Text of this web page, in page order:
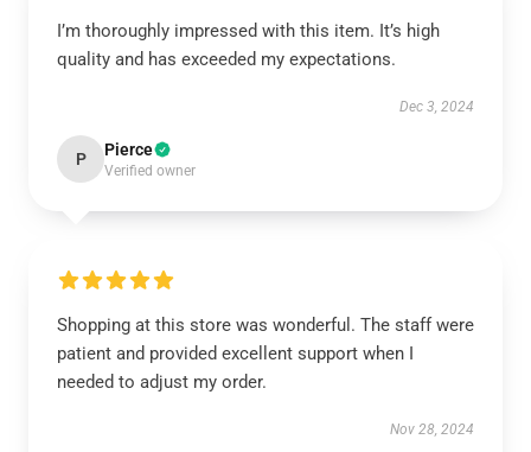
I’m thoroughly impressed with this item. It’s high
quality and has exceeded my expectations.
Dec 3, 2024
P Pierce
Verified owner
Shopping at this store was wonderful. The staff were
patient and provided excellent support when I
needed to adjust my order.
Nov 28, 2024